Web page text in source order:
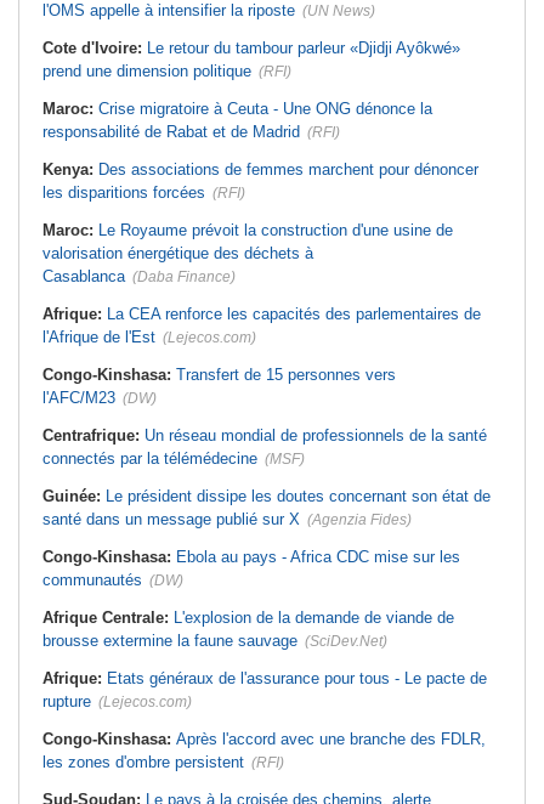
l'OMS appelle à intensifier la riposte (UN News)
Cote d'Ivoire: Le retour du tambour parleur «Djidji Ayôkwé»
prend une dimension politique (RFI)
Maroc: Crise migratoire à Ceuta - Une ONG dénonce la
responsabilité de Rabat et de Madrid (RFI)
Kenya: Des associations de femmes marchent pour dénoncer
les disparitions forcées (RFI)
Maroc: Le Royaume prévoit la construction d'une usine de
valorisation énergétique des déchets à
Casablanca (Daba Finance)
Afrique: La CEA renforce les capacités des parlementaires de
l'Afrique de l'Est (Lejecos.com)
Congo-Kinshasa: Transfert de 15 personnes vers
l'AFC/M23 (DW)
Centrafrique: Un réseau mondial de professionnels de la santé
connectés par la télémédecine (MSF)
Guinée: Le président dissipe les doutes concernant son état de
santé dans un message publié sur X (Agenzia Fides)
Congo-Kinshasa: Ebola au pays - Africa CDC mise sur les
communautés (DW)
Afrique Centrale: L'explosion de la demande de viande de
brousse extermine la faune sauvage (SciDev.Net)
Afrique: Etats généraux de l'assurance pour tous - Le pacte de
rupture (Lejecos.com)
Congo-Kinshasa: Après l'accord avec une branche des FDLR,
les zones d'ombre persistent (RFI)
Sud-Soudan: Le pays à la croisée des chemins, alerte